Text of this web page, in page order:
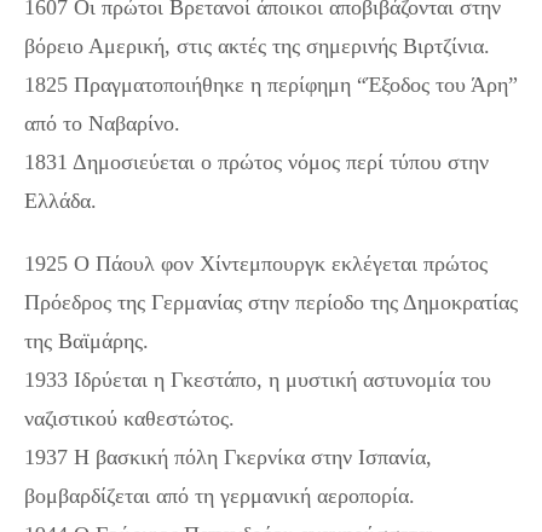
1607 Οι πρώτοι Βρετανοί άποικοι αποβιβάζονται στην
βόρειο Αμερική, στις ακτές της σημερινής Βιρτζίνια.
1825 Πραγματοποιήθηκε η περίφημη “Έξοδος του Άρη”
από το Ναβαρίνο.
1831 Δημοσιεύεται ο πρώτος νόμος περί τύπου στην
Ελλάδα.
1925 Ο Πάουλ φον Χίντεμπουργκ εκλέγεται πρώτος
Πρόεδρος της Γερμανίας στην περίοδο της Δημοκρατίας
της Βαϊμάρης.
1933 Ιδρύεται η Γκεστάπο, η μυστική αστυνομία του
ναζιστικού καθεστώτος.
1937 Η βασκική πόλη Γκερνίκα στην Ισπανία,
βομβαρδίζεται από τη γερμανική αεροπορία.